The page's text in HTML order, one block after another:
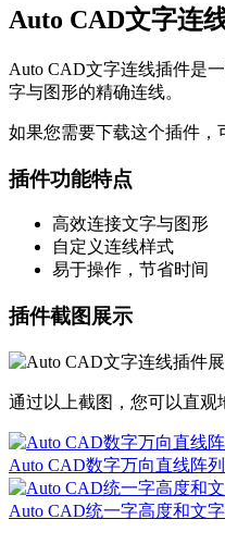
Auto CAD文字连
Auto CAD文字连线插件是一
字与图形的精确连线。
如果您需要下载这个插件，
插件功能特点
高效连接文字与图形
自定义连线样式
易于操作，节省时间
插件截图展示
通过以上截图，您可以直观
Auto CAD数字万向直线阵
Auto CAD统一字高度和文